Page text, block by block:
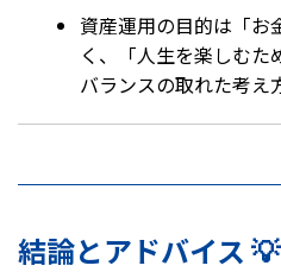
資産運用の目的は「お
く、「人生を楽しむた
バランスの取れた考え
結論とアドバイス 💡